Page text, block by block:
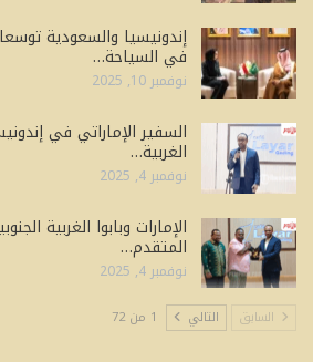
إندونيسيا والسعودية
في السياحة…
نوفمبر 10, 2025
السفير الإماراتي في
الغربية…
نوفمبر 4, 2025
الإمارات وبابوا الغربية
المتقدم…
نوفمبر 4, 2025
السابق التالي 1 من 72